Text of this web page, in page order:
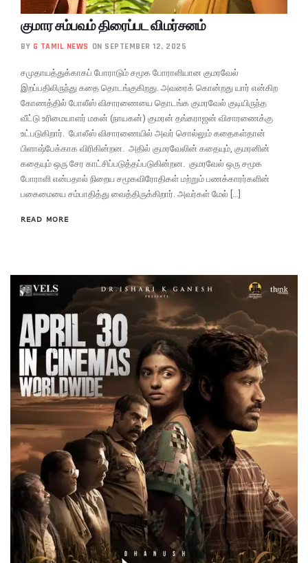
குமார சம்பவம் திரைப்பட விமர்சனம்
BY G TAMIL NEWS ON SEPTEMBER 12, 2025
சமுதாயத்துக்காகப் போராடும் சமூக போராளியான குமரவேல்
இறப்பதிலிருந்து கதை தொடங்குகிறது. அவரைக் கொன்றது யார் என்கிற
கோணத்தில் போலீஸ் விசாரணையை தொடங்க குமரவேல் குடியிருந்த
வீட்டு உரிமையாளர் மகன் (நாயகன்) குமரன் தங்கராஜன் விசாரணைக்கு
உட்படுகிறார். போலீஸ் விசாரணையில் அவர் சொல்லும் கதைகள்தான்
பிளாஷ்பேக்காக விரிகின்றன. அதில் குமரவேலின் கதையும், குமரனின்
கதையும் ஒரு சேர காட்சிப்படுத்தப்படுகின்றன. குமரவேல் ஒரு சமூக
போராளி என்பதால் நிறைய சமூகவிரோதிகள் மற்றும் பணக்காரர்களின்
பகைமையை சம்பாதித்து வைத்திருக்கிறார். அவர்கள் மேல் […]
READ MORE